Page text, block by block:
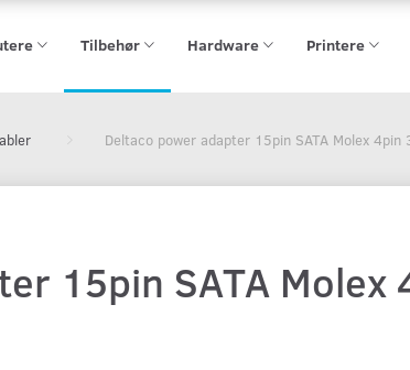
Tilbehør Hardware Printere
Deltaco power adapter 15pin SATA Molex 4pin
15pin SATA Molex